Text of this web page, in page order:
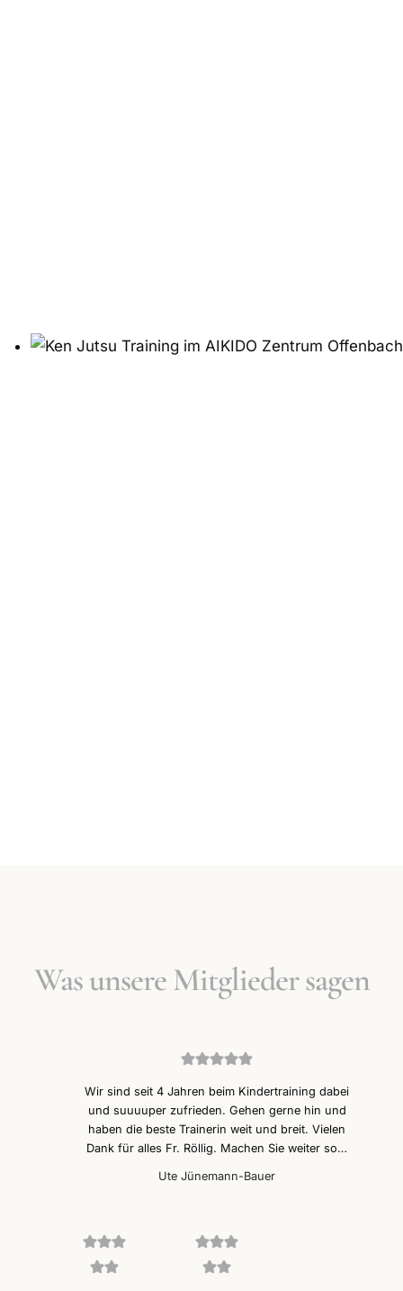
Was unsere Mitglieder sagen
Wir sind seit 4 Jahren beim Kindertraining dabei
und suuuuper zufrieden. Gehen gerne hin und
haben die beste Trainerin weit und breit. Vielen
Dank für alles Fr. Röllig. Machen Sie weiter so…
Ute Jünemann-Bauer